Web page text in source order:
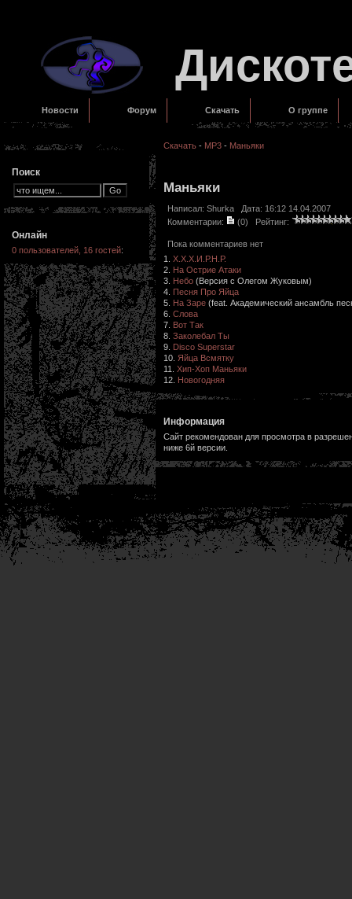
Новости Форум Скачать О группе
Поиск
Онлайн
0 пользователей, 16 гостей:
Скачать - MP3 - Маньяки
Маньяки
Написал: Shurka Дата: 16:12 14.04.2007
Комментарии:
(0) Рейтинг:
Пока комментариев нет
1. Х.Х.Х.И.Р.Н.Р.
2.
На Острие Атаки
3.
Небо (Версия с Олегом Жуковым)
4.
Песня Про Яйца
5.
На Заре (feat. Академический ансамбль
6. Слова
7.
Вот Так
8. Заколебал Ты
9.
Disco Superstar
10. Яйца Всмятку
11. Хип-Хоп Маньяки
12.
Новогодняя
Информация
Сайт рекомендован для просмотра в
ниже 6й версии.